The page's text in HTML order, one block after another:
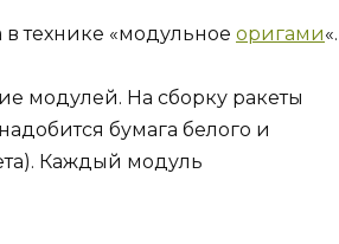
технике «модульное оригами«.
модулей. На сборку ракеты
бумага белого и
Каждый модуль